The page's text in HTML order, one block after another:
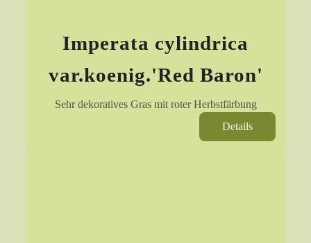
Imperata cylindrica
var.koenig.'Red Baron'
Sehr dekoratives Gras mit roter Herbstfärbung
Details